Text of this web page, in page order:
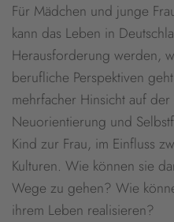
Für Mädchen und junge
kann das Leben in
Herausforderung werden,
berufliche Perspektiven
mehrfacher Hinsicht auf
Neuorientierung und
Kind zur Frau, im Einfluss
Kulturen. Wie können sie
Wege zu gehen? Wie
ihrem Leben realisieren?